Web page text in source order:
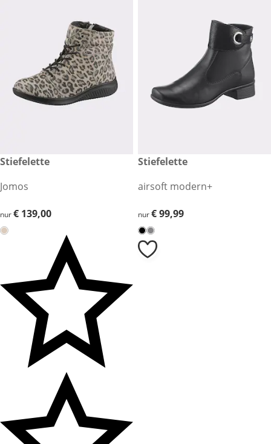
€ 139,00
Stiefelette
Jomos
€ 139,00
nur€ 139,00
€ 99,99
Stiefelette
airsoft modern+
€ 99,99
nur€ 99,99